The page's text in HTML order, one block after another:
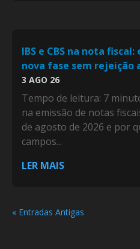
IBS e CBS na nota
nova fase sem rejeição
3 AGO 26
Tempo de leitura: 7
na emissão de notas
de agosto de 2026 e por
campos...
LER MAIS
« Entradas Antigas